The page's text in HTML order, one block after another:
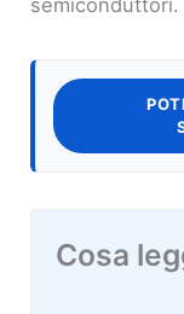
semiconduttori.
Cosa